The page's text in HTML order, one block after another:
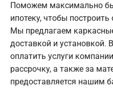
Поможем максимально
ипотеку, чтобы
Мы предлагаем
доставкой и установкой.
оплатить услуги
рассрочку, а также за
предоставляется нашим